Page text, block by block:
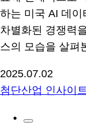
하는 미국 AI 데이
차별화된 경쟁력
스의 모습을 살펴
2025.07.02
첨단산업 인사이